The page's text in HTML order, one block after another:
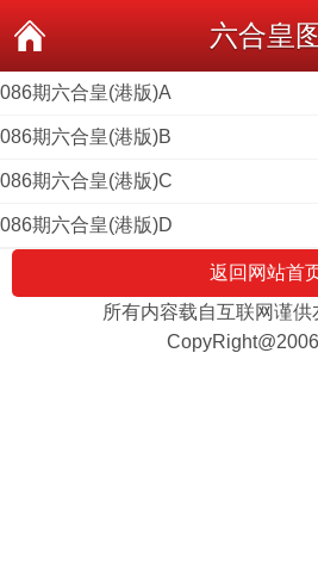
六合皇图
086期六合皇(港版)A
086期六合皇(港版)B
086期六合皇(港版)C
086期六合皇(港版)D
返回网站首
所有内容载自互联网谨供